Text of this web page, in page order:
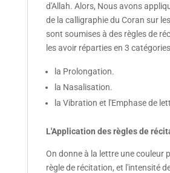
d'Allah. Alors, Nous avons
de la calligraphie du Coran sur
sont soumises à des règles de
les avoir réparties en 3
la Prolongation.
la Nasalisation.
la Vibration et l'Emphase de
L'Application des règles de
On donne à la lettre une couleur
règle de récitation, et l'intensité